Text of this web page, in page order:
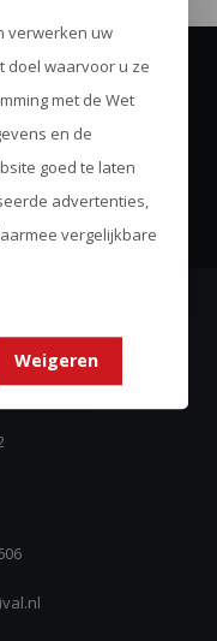
nieuwsbrief
acties
verwerken uw
doel waarvoor u ze
met de Wet
en de
goed te laten
advertenties,
vergelijkbare
Weigeren